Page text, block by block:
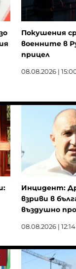
Покушения
военните в
прицел
08.08.2026 |
Инцидент:
взриви в
въздушно
08.08.2026 |